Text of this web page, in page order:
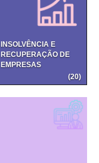
INSOLVÊNCIA E
RECUPERAÇÃO DE
EMPRESAS
(20)